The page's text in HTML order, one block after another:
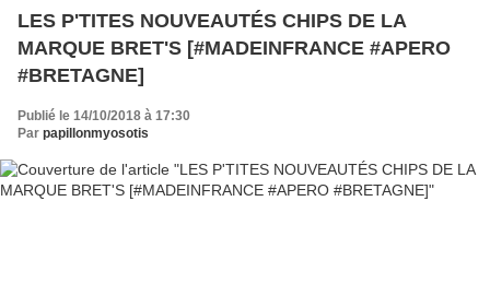
LES P'TITES NOUVEAUTÉS CHIPS DE LA
MARQUE BRET'S [#MADEINFRANCE #APERO
#BRETAGNE]
Publié le 14/10/2018 à 17:30
Par papillonmyosotis